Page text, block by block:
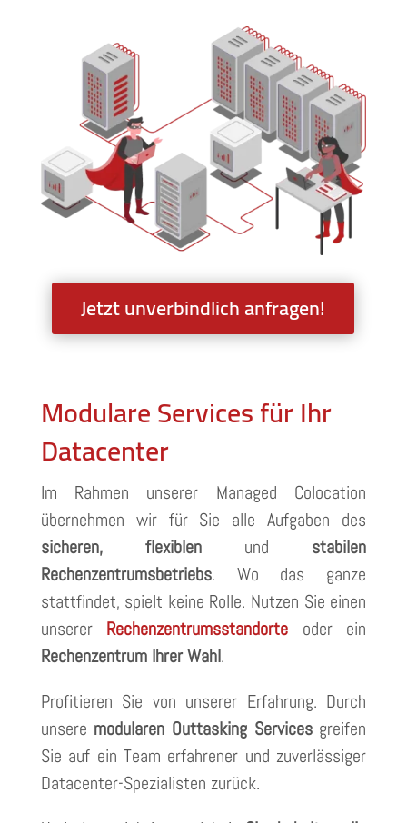
Jetzt unverbindlich anfragen!
Modulare Services für Ihr
Datacenter
Im Rahmen unserer Managed Colocation
übernehmen wir für Sie alle Aufgaben des
sicheren, flexiblenund stabilen
Rechenzentrumsbetriebs. Wo das ganze
stattfindet, spielt keine Rolle. Nutzen Sie einen
unserer Rechenzentrumsstandorte oder ein
Rechenzentrum Ihrer Wahl.
Profitieren Sie von unserer Erfahrung. Durch
unsere modularen Outtasking Servicesgreifen
Sie auf ein Team erfahrener und zuverlässiger
Datacenter-Spezialisten zurück.